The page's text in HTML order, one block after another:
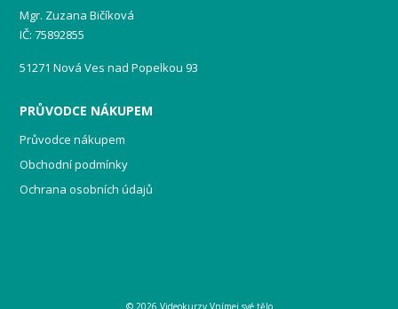
Mgr. Zuzana Bičíková
IČ: 75892855
51271 Nová Ves nad Popelkou 93
PRŮVODCE NÁKUPEM
Průvodce nákupem
Obchodní podmínky
Ochrana osobních údajů